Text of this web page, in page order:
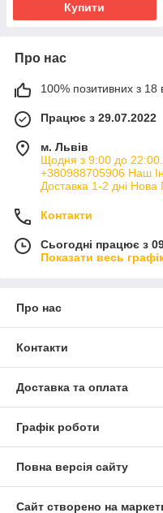
Купити
Про нас
100% позитивних з 18
Працює з 29.07.2022
м. Львів
Щодня з 9:00 до
+380988705906 Наш
Доставка 1-2 дні Нова
Контакти
Сьогодні працює з
Показати весь
Про нас
Контакти
Доставка та оплата
Графік роботи
Повна версія сайту
Сайт створено на